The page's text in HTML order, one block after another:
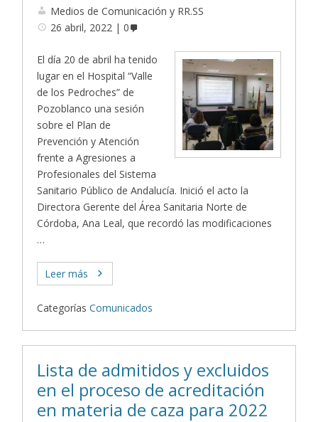
Medios de Comunicación y RR.SS
26 abril, 2022
0
El día 20 de abril ha tenido
lugar en el Hospital “Valle
de los Pedroches” de
Pozoblanco una sesión
sobre el Plan de
Prevención y Atención
frente a Agresiones a
Profesionales del Sistema
Sanitario Público de Andalucía. Inició el acto la
Directora Gerente del Área Sanitaria Norte de
Córdoba, Ana Leal, que recordó las modificaciones
…
Leer más
Categorías Comunicados
Lista de admitidos y excluidos
en el proceso de acreditación
en materia de caza para 2022